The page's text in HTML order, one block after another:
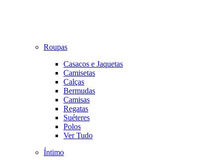
Roupas
Casacos e Jaquetas
Camisetas
Calças
Bermudas
Camisas
Regatas
Suéteres
Polos
Ver Tudo
Íntimo